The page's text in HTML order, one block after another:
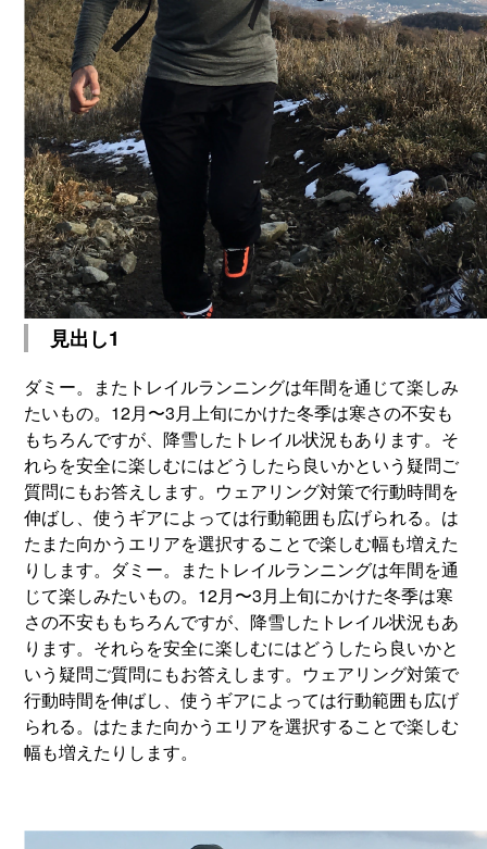
見出し1
ダミー。またトレイルランニングは年間を通じて楽しみ
たいもの。12月〜3月上旬にかけた冬季は寒さの不安も
もちろんですが、降雪したトレイル状況もあります。そ
れらを安全に楽しむにはどうしたら良いかという疑問ご
質問にもお答えします。ウェアリング対策で行動時間を
伸ばし、使うギアによっては行動範囲も広げられる。は
たまた向かうエリアを選択することで楽しむ幅も増えた
りします。ダミー。またトレイルランニングは年間を通
じて楽しみたいもの。12月〜3月上旬にかけた冬季は寒
さの不安ももちろんですが、降雪したトレイル状況もあ
ります。それらを安全に楽しむにはどうしたら良いかと
いう疑問ご質問にもお答えします。ウェアリング対策で
行動時間を伸ばし、使うギアによっては行動範囲も広げ
られる。はたまた向かうエリアを選択することで楽しむ
幅も増えたりします。